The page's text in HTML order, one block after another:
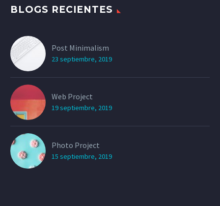
BLOGS RECIENTES
Post Minimalism
23 septiembre, 2019
Web Project
19 septiembre, 2019
Photo Project
15 septiembre, 2019